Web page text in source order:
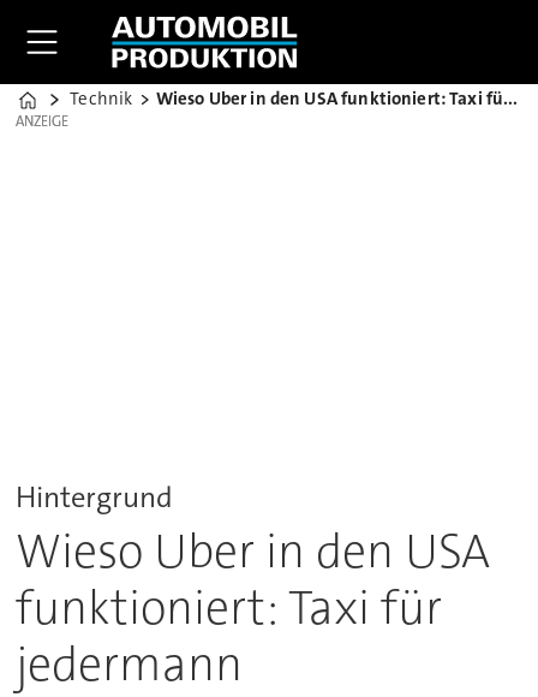
Home
Technik Wieso Uber in den USA funktioniert: Taxi für jedermann
ANZEIGE
ANZEIGE
Hintergrund
Wieso Uber in den USA
funktioniert: Taxi für
jedermann